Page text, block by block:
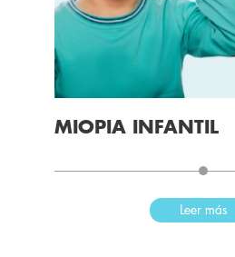
MIOPIA INFANTIL
Leer más